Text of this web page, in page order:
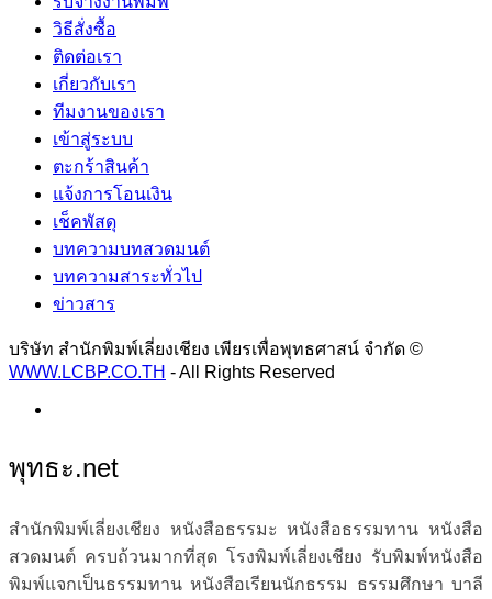
วิธีสั่งซื้อ
ติดต่อเรา
เกี่ยวกับเรา
ทีมงานของเรา
เข้าสู่ระบบ
ตะกร้าสินค้า
แจ้งการโอนเงิน
เช็คพัสดุ
บทความบทสวดมนต์
บทความสาระทั่วไป
ข่าวสาร
บริษัท สำนักพิมพ์เลี่ยงเชียง เพียรเพื่อพุทธศาสน์ จำกัด ©
WWW.LCBP.CO.TH - All Rights Reserved
พุทธะ.net
สำนักพิมพ์เลี่ยงเชียง หนังสือธรรมะ หนังสือธรรมทาน หนังสือ
สวดมนต์ ครบถ้วนมากที่สุด โรงพิมพ์เลี่ยงเชียง รับพิมพ์หนังสือ
พิมพ์แจกเป็นธรรมทาน หนังสือเรียนนักธรรม ธรรมศึกษา บาลี